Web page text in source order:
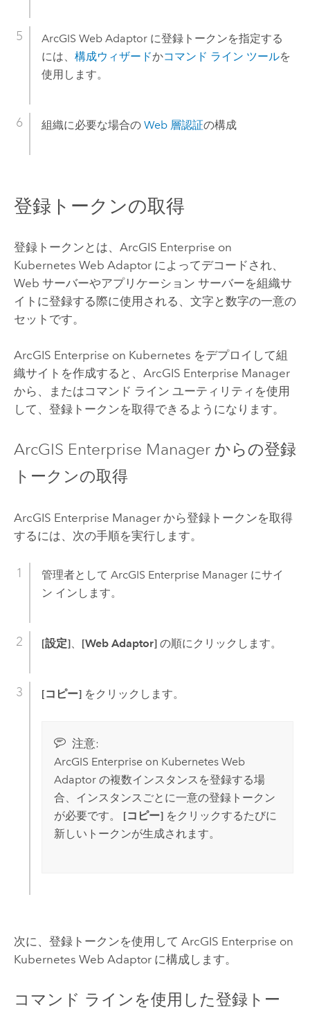
ArcGIS Web Adaptorに登録トークンを指定する
には、 構成ウィザードかコマンド ライン ツールを
使用します。
組織に必要な場合の Web 層認証の構成
登録トークンの取得
登録トークンとは、 ArcGIS Enterprise on
Kubernetes Web Adaptorによってデコードされ、
Web サーバーやアプリケーション サーバーを組織サ
イトに登録する際に使用される、文字と数字の一意の
セットです。
ArcGIS Enterprise on Kubernetes をデプロイして組
織サイトを作成すると、 ArcGIS Enterprise Manager
から、またはコマンド ライン ユーティリティを使用
して、登録トークンを取得できるようになります。
ArcGIS Enterprise Managerからの登録
トークンの取得
ArcGIS Enterprise Managerから登録トークンを取得
するには、次の手順を実行します。
管理者として ArcGIS Enterprise Managerにサイ
ン インします。
[設定]、 [Web Adaptor]の順にクリックします。
[コピー]をクリックします。
注意:
ArcGIS Enterprise on Kubernetes Web
Adaptorの複数インスタンスを登録する場
合、インスタンスごとに一意の登録トークン
が必要です。 [コピー]をクリックするたびに
新しいトークンが生成されます。
次に、登録トークンを使用して ArcGIS Enterprise on
Kubernetes Web Adaptorに構成します。
コマンド ラインを使用した登録トー